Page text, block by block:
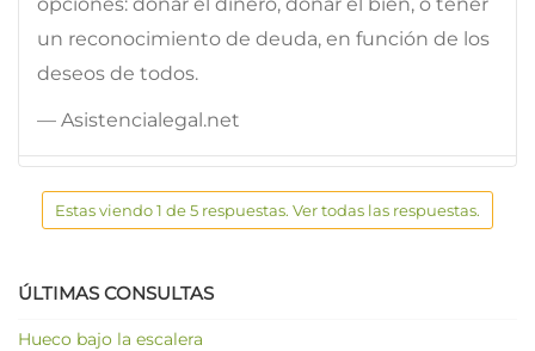
un reconocimiento de deuda, en función de los
deseos de todos.
— Asistencialegal.net
Estas viendo 1 de 5 respuestas. Ver todas las respuestas.
ÚLTIMAS CONSULTAS
Hueco bajo la escalera